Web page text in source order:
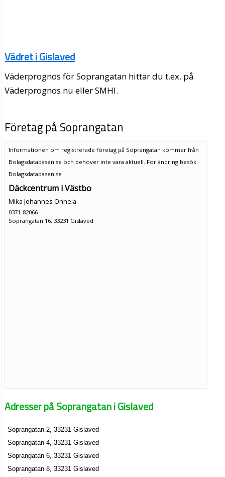
Vädret i Gislaved
Väderprognos för Soprangatan hittar du t.ex. på
Väderprognos.nu eller SMHI.
Företag på Soprangatan
Informationen om registrerade företag på Soprangatan kommer från
Bolagsdatabasen.se och behöver inte vara aktuell. För ändring besök
Bolagsdatabasen.se
Däckcentrum i Västbo
Mika Johannes Onnela
0371-82066
Soprangatan 16, 33231 Gislaved
Adresser på Soprangatan i Gislaved
Soprangatan 2, 33231 Gislaved
Soprangatan 4, 33231 Gislaved
Soprangatan 6, 33231 Gislaved
Soprangatan 8, 33231 Gislaved